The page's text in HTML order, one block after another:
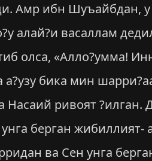
Амр ибн Шуъайбдан, у
алай?и васаллам
олса, «Алло?умма!
а?узу бика мин
Насаий ривоят
берган жибиллият-
ва Сен унга